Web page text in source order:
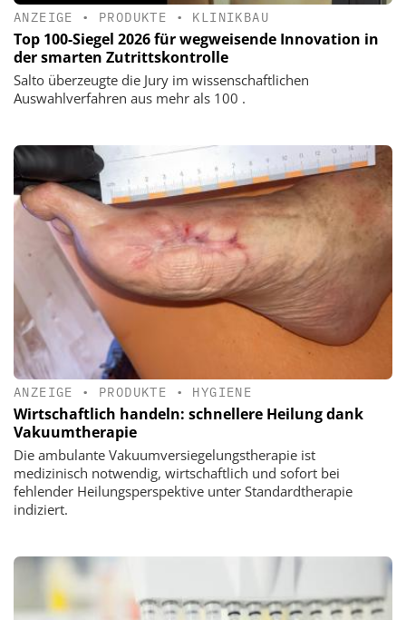
ANZEIGE • PRODUKTE • KLINIKBAU
Top 100-Siegel 2026 für wegweisende Innovation in
der smarten Zutrittskontrolle
Salto überzeugte die Jury im wissenschaftlichen
Auswahlverfahren aus mehr als 100 .
ANZEIGE • PRODUKTE • HYGIENE
Wirtschaftlich handeln: schnellere Heilung dank
Vakuumtherapie
Die ambulante Vakuumversiegelungstherapie ist
medizinisch notwendig, wirtschaftlich und sofort bei
fehlender Heilungsperspektive unter Standardtherapie
indiziert.